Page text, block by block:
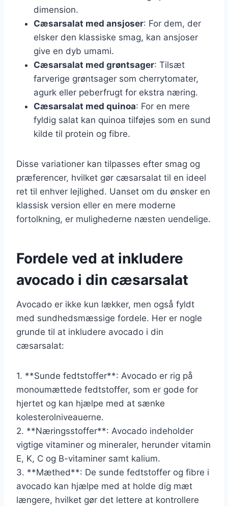
dimension.
Cæsarsalat med ansjoser: For dem, der
elsker den klassiske smag, kan ansjoser
give en dyb umami.
Cæsarsalat med grøntsager: Tilsæt
farverige grøntsager som cherrytomater,
agurk eller peberfrugt for ekstra næring.
Cæsarsalat med quinoa: For en mere
fyldig salat kan quinoa tilføjes som en sund
kilde til protein og fibre.
Disse variationer kan tilpasses efter smag og
præferencer, hvilket gør cæsarsalat til en ideel
ret til enhver lejlighed. Uanset om du ønsker en
klassisk version eller en mere moderne
fortolkning, er mulighederne næsten uendelige.
Fordele ved at inkludere
avocado i din cæsarsalat
Avocado er ikke kun lækker, men også fyldt
med sundhedsmæssige fordele. Her er nogle
grunde til at inkludere avocado i din
cæsarsalat:
1. **Sunde fedtstoffer**: Avocado er rig på
monoumættede fedtstoffer, som er gode for
hjertet og kan hjælpe med at sænke
kolesterolniveauerne.
2. **Næringsstoffer**: Avocado indeholder
vigtige vitaminer og mineraler, herunder vitamin
E, K, C og B-vitaminer samt kalium.
3. **Mæthed**: De sunde fedtstoffer og fibre i
avocado kan hjælpe med at holde dig mæt
længere, hvilket gør det lettere at kontrollere